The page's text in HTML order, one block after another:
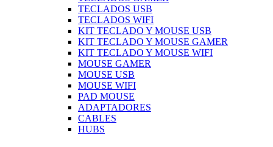
TECLADOS USB
TECLADOS WIFI
KIT TECLADO Y MOUSE USB
KIT TECLADO Y MOUSE GAMER
KIT TECLADO Y MOUSE WIFI
MOUSE GAMER
MOUSE USB
MOUSE WIFI
PAD MOUSE
ADAPTADORES
CABLES
HUBS